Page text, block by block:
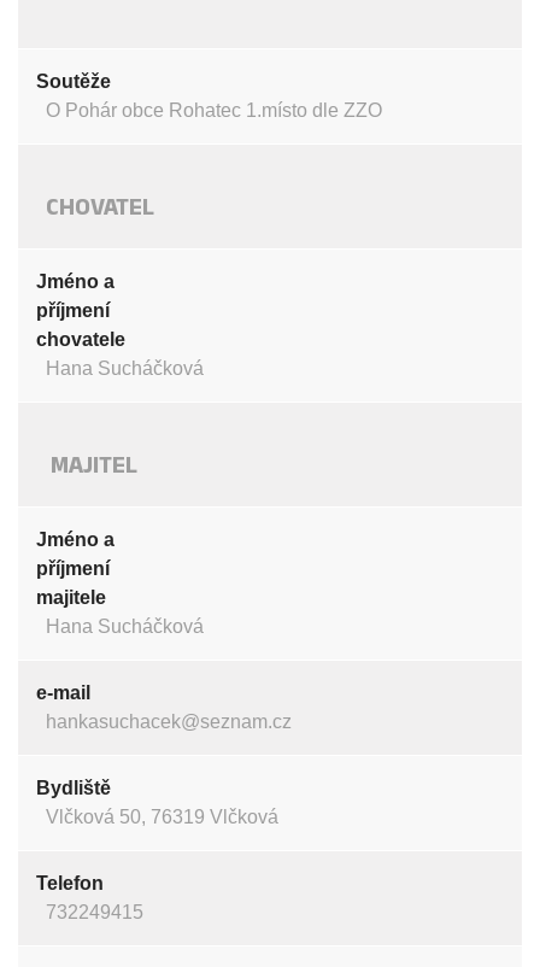
Soutěže
O Pohár obce Rohatec 1.místo dle ZZO
CHOVATEL
Jméno a
příjmení
chovatele
Hana Sucháčková
MAJITEL
Jméno a
příjmení
majitele
Hana Sucháčková
e-mail
hankasuchacek@seznam.cz
Bydliště
Vlčková 50, 76319 Vlčková
Telefon
732249415